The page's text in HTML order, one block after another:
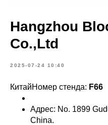
Hangzhou
Co.,Ltd
2025-07-24 10:40
КитайНомер стенда: F66
Адрес: No. 1899
China.